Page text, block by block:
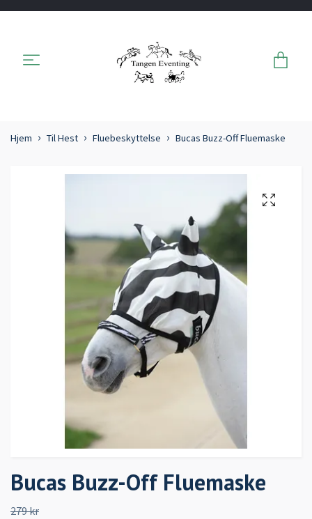
Hjem Til Hest Fluebeskyttelse Bucas Buzz-Off Fluemaske
Bucas Buzz-Off Fluemaske
279 kr